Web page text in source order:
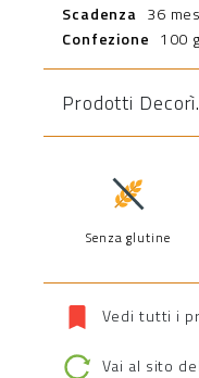
Scadenza 36
Confezione 100 g
Prodotti Decorì.
Senza glutine
Vedi tutti i
Vai al sito